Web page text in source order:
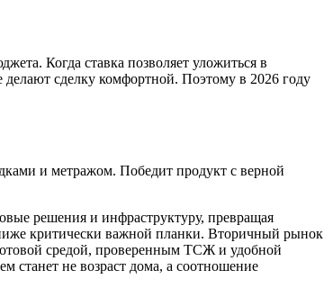
Когда ставка позволяет уложиться в
сделку комфортной. Поэтому в 2026 году
и метражом. Победит продукт с верной
решения и инфраструктуру, превращая
критически важной планки. Вторичный рынок
средой, проверенным ТСЖ и удобной
станет не возраст дома, а соотношение